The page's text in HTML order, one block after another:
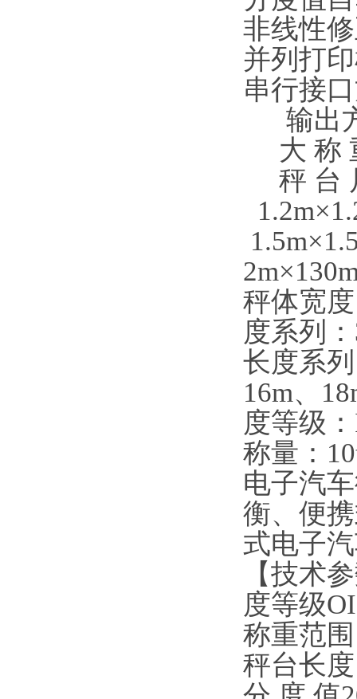
非线性
并列打
串行接
输出
大 称
秤 台
秤体宽
度系列
长度系
16m、
度等级
称量：
电子汽
衡、便
式电子
【技术
度等级
称重范
秤台长